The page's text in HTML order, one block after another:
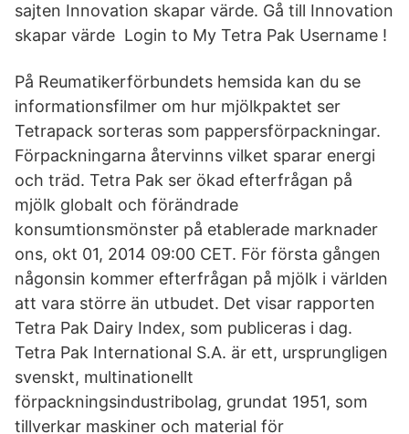
sajten Innovation skapar värde. Gå till Innovation
skapar värde ⁠ Login to My Tetra Pak Username !
På Reumatikerförbundets hemsida kan du se
informationsfilmer om hur mjölkpaktet ser
Tetrapack sorteras som pappersförpackningar.
Förpackningarna återvinns vilket sparar energi
och träd. Tetra Pak ser ökad efterfrågan på
mjölk globalt och förändrade
konsumtionsmönster på etablerade marknader
ons, okt 01, 2014 09:00 CET. För första gången
någonsin kommer efterfrågan på mjölk i världen
att vara större än utbudet. Det visar rapporten
Tetra Pak Dairy Index, som publiceras i dag.
Tetra Pak International S.A. är ett, ursprungligen
svenskt, multinationellt
förpackningsindustribolag, grundat 1951, som
tillverkar maskiner och material för